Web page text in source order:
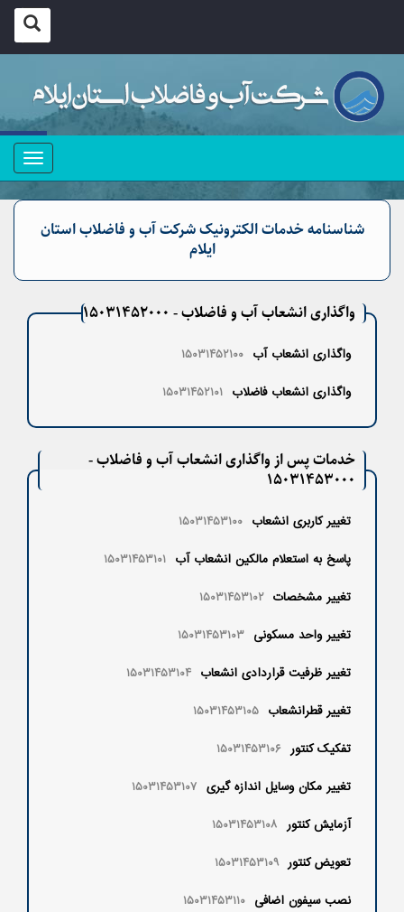
منو
شناسنامه خدمات الکترونیک شرکت آب و فاضلاب استان
ایلام
واگذاری انشعاب آب و فاضلاب - ۱۵۰۳۱۴۵۲۰۰۰
واگذاری انشعاب آب ۱۵۰۳۱۴۵۲۱۰۰
واگذاری انشعاب فاضلاب ۱۵۰۳۱۴۵۲۱۰۱
خدمات پس از واگذاری انشعاب آب و فاضلاب -
۱۵۰۳۱۴۵۳۰۰۰
تغییر کاربری انشعاب ۱۵۰۳۱۴۵۳۱۰۰
پاسخ به استعلام مالكين انشعاب آب ۱۵۰۳۱۴۵۳۱۰۱
تغییر مشخصات ۱۵۰۳۱۴۵۳۱۰۲
تغییر واحد مسکونی ۱۵۰۳۱۴۵۳۱۰۳
تغییر ظرفیت قراردادی انشعاب ۱۵۰۳۱۴۵۳۱۰۴
تغییر قطرانشعاب ۱۵۰۳۱۴۵۳۱۰۵
تفکیک کنتور ۱۵۰۳۱۴۵۳۱۰۶
تغییر مکان وسایل اندازه گیری ۱۵۰۳۱۴۵۳۱۰۷
آزمایش کنتور ۱۵۰۳۱۴۵۳۱۰۸
تعویض کنتور ۱۵۰۳۱۴۵۳۱۰۹
نصب سیفون اضافی ۱۵۰۳۱۴۵۳۱۱۰